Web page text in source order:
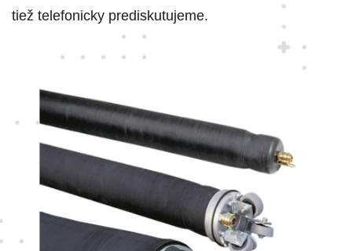
tiež telefonicky prediskutujeme.